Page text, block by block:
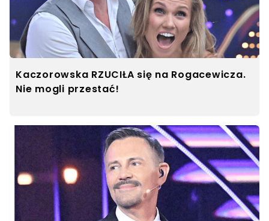
Kaczorowska RZUCIŁA się na Rogacewicza.
Nie mogli przestać!